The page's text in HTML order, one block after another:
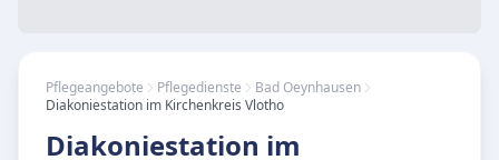
Pflegeangebote Pflegedienste
Bad Oeynhausen
Diakoniestation im Kirchenkreis Vlotho
Diakoniestation im